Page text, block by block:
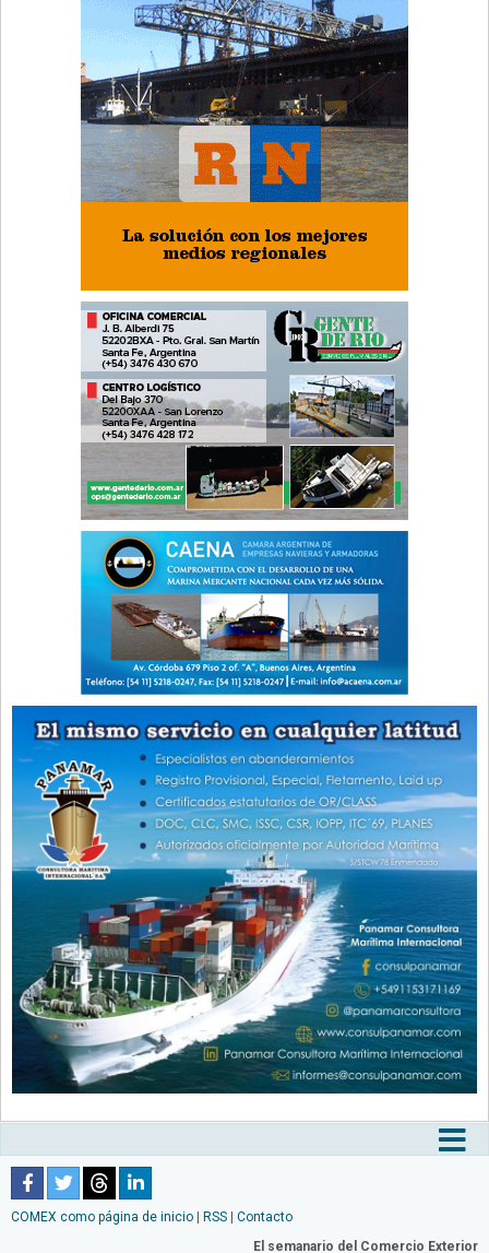
COMEX como página de inicio | RSS | Contacto
El semanario del Comercio Exterior